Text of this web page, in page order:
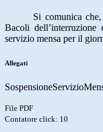
Si comunica
Bacoli
servizio mensa per il
Allegati
File PDF
Contatore click: 10